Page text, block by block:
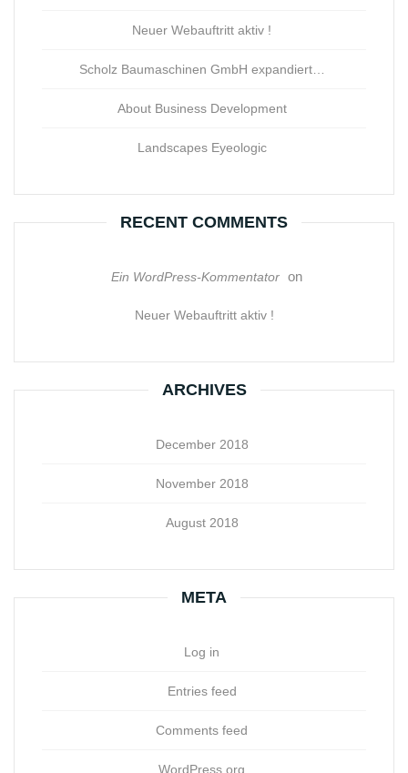
Neuer Webauftritt aktiv !
Scholz Baumaschinen GmbH expandiert…
About Business Development
Landscapes Eyeologic
RECENT COMMENTS
Ein WordPress-Kommentator on
Neuer Webauftritt aktiv !
ARCHIVES
December 2018
November 2018
August 2018
META
Log in
Entries feed
Comments feed
WordPress.org